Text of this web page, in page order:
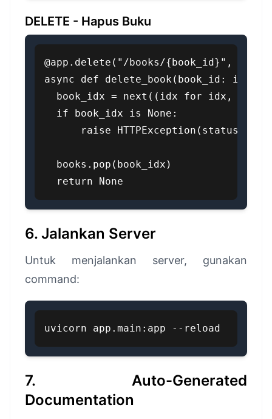
DELETE - Hapus Buku
@app.delete("/books/{book_id}",
async def delete_book(book_id: int):
book_idx = next((idx for idx, book
  if book_idx is None:
raise
  books.pop(book_idx)
  return None
6. Jalankan Server
Untuk menjalankan server, gunakan
command:
uvicorn app.main:app --reload
7. Auto-Generated
Documentation